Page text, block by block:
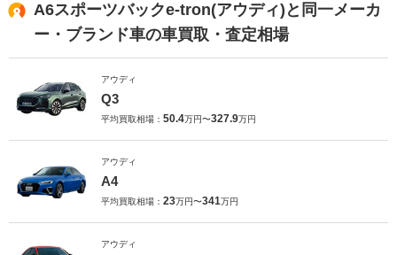
A6スポーツバックe-tron(アウディ)と同一メーカ
ー・ブランド車の車買取・査定相場
アウディ
Q3
平均買取相場： 50.4万円〜327.9万円
アウディ
A4
平均買取相場： 23万円〜341万円
アウディ